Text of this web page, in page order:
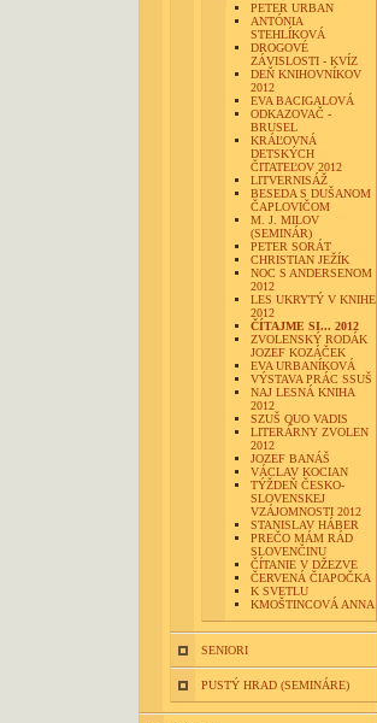
PETER URBAN
ANTÓNIA
STEHLÍKOVÁ
DROGOVÉ
ZÁVISLOSTI - KVÍZ
DEŇ KNIHOVNÍKOV
2012
EVA BACIGALOVÁ
ODKAZOVAČ -
BRUSEL
KRÁĽOVNÁ
DETSKÝCH
ČITATEĽOV 2012
LITVERNISÁŽ
BESEDA S DUŠANOM
ČAPLOVIČOM
M. J. MILOV
(SEMINÁR)
PETER SORÁT
CHRISTIAN JEŽÍK
NOC S ANDERSENOM
2012
LES UKRYTÝ V KNIHE
2012
ČÍTAJME SI... 2012
ZVOLENSKÝ RODÁK
JOZEF KOZÁČEK
EVA URBANÍKOVÁ
VÝSTAVA PRÁC SSUŠ
NAJ LESNÁ KNIHA
2012
SZUŠ QUO VADIS
LITERÁRNY ZVOLEN
2012
JOZEF BANÁŠ
VÁCLAV KOCIAN
TÝŽDEŇ ČESKO-
SLOVENSKEJ
VZÁJOMNOSTI 2012
STANISLAV HÁBER
PREČO MÁM RÁD
SLOVENČINU
ČÍTANIE V DŽEZVE
ČERVENÁ ČIAPOČKA
K SVETLU
KMOŠTINCOVÁ ANNA
SENIORI
PUSTÝ HRAD (SEMINÁRE)